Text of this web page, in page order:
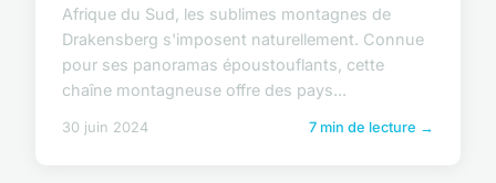
Afrique du Sud, les sublimes montagnes de
Drakensberg s'imposent naturellement. Connue
pour ses panoramas époustouflants, cette
chaîne montagneuse offre des pays...
30 juin 2024 7 min de lecture →